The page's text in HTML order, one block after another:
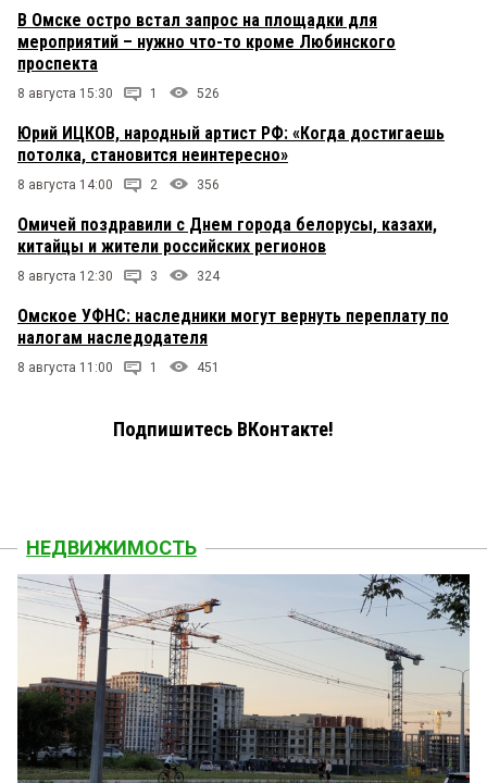
В Омске остро встал запрос на площадки для
мероприятий – нужно что-то кроме Любинского
проспекта
8 августа 15:30 1 526
Юрий ИЦКОВ, народный артист РФ: «Когда достигаешь
потолка, становится неинтересно»
8 августа 14:00 2 356
Омичей поздравили с Днем города белорусы, казахи,
китайцы и жители российских регионов
8 августа 12:30 3 324
Омское УФНС: наследники могут вернуть переплату по
налогам наследодателя
8 августа 11:00 1 451
Подпишитесь ВКонтакте!
НЕДВИЖИМОСТЬ